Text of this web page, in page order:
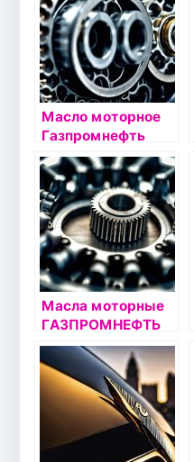
Масло моторное
Газпромнефть
Premium C3 5W40
1л
Масла моторные
ГАЗПРОМНЕФТЬ